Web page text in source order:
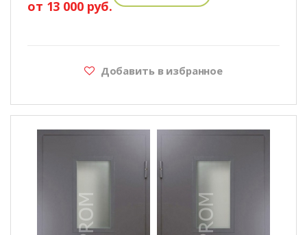
от 13 000 руб.
Добавить в избранное